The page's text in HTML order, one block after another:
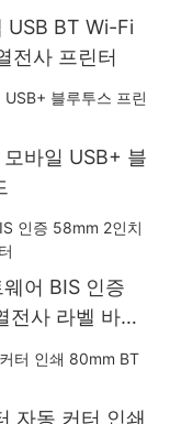
USB BT Wi-Fi
전사 프린터
바일 USB+ 블
어 BIS 인증
사 라벨 바코
자동 커터 인쇄